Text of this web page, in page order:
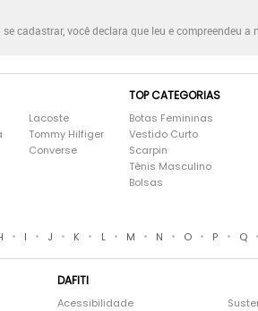
se cadastrar, você declara que leu e compreendeu a
Lacoste
Tommy Hilfiger
Converse
TOP CATEGORIAS
Botas Femininas
Vestido Curto
Scarpin
Tênis Masculino
Bolsas
• I • J • K • L • M • N • O • P • Q •
DAFITI
Acessibilidade